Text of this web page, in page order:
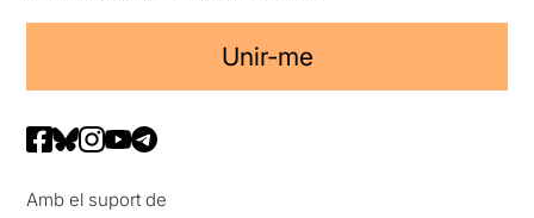
Unir-me
Amb el suport de